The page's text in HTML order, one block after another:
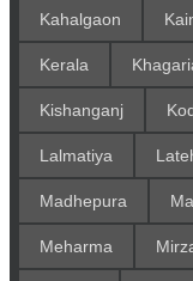
Kahalgaon
Kerala
Kishanganj
Lalmatiya
Madhepura
Meharma